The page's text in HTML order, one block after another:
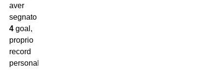
aver
segnato
4 goal,
proprio
record
personale